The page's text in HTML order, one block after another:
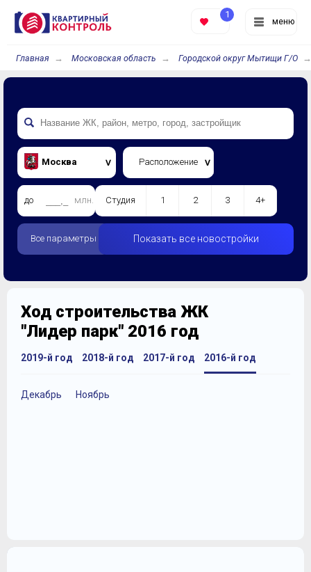
меню
1
Главная Московская область Городской округ Мытищи Г/О
Москва Расположение
до млн. Студия 1 2 3 4+
Все параметры Показать все новостройки
Ход строительства ЖК
"Лидер парк" 2016 год
2019-й год 2018-й год 2017-й год 2016-й год
Декабрь Ноябрь